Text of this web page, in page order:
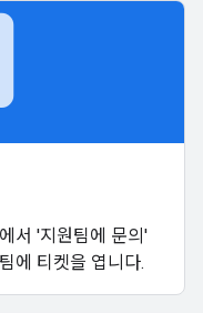
서 '지원팀에 문의'
에 티켓을 엽니다.